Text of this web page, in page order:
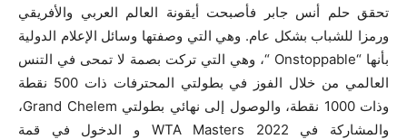
تحقق حلم أنس جابر فأصبحت أيقونة العالم العربي والأفريقي
ورمزا للشباب بشكل عام. وهي التي وصفتها وسائل الإعلام الدولية
بأنها “Onstoppable “، وهي التي تركت بصمة لا تمحى في التنس
العالمي من خلال الفوز في بطولتي المحترفات ذات500 نقطة
وذات1000 نقطة، والوصول إلى نهائي بطولتي Grand Chelem،
والمشاركة في WTA Masters 2022 و الدخول في قمة